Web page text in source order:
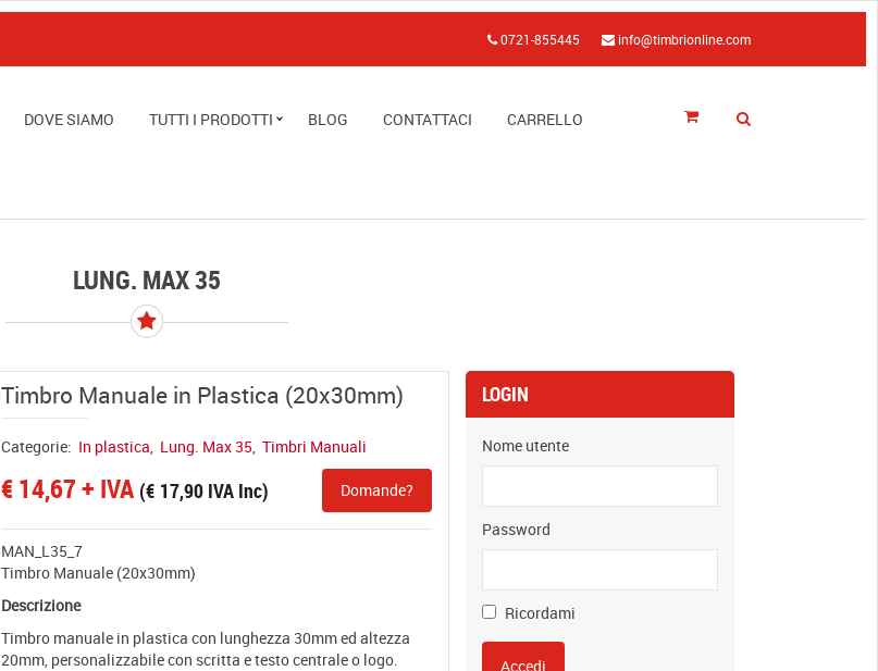
info@timbrionline.com
0721-855445
DOVE SIAMO TUTTI I PRODOTTI BLOG CONTATTACI CARRELLO
LUNG. MAX 35
Timbro Manuale in Plastica (20x30mm)
Categorie: In plastica, Lung. Max 35, Timbri Manuali
€ 14,67+ IVA (€ 17,90 IVA Inc) Domande?
MAN_L35_7
Timbro Manuale (20x30mm)
Descrizione
Timbro manuale in plastica con lunghezza 30mm ed altezza
20mm, personalizzabile con scritta e testo centrale o logo.
LOGIN
Nome utente
Password
Ricordami